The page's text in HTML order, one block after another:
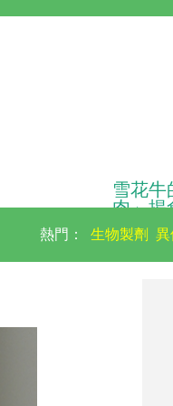
雪花牛
肉」揭
異
生物製劑
熱門：